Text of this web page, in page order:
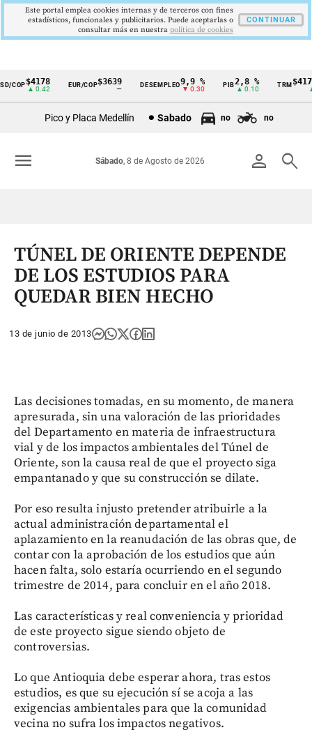
Cintillo
Colombia
COP$4178
▲ 0.42
EUR/COP$3639 DESEMPLEO 9,9 %
▼ 0.30
PIB2,8 %
▲ 0.10
TRM
▲
Pico y Placa Medellín Sabado no no
person search
Sábado, 8 de Agosto de 2026
menu
TÚNEL DE ORIENTE DEPENDE
DE LOS ESTUDIOS PARA
QUEDAR BIEN HECHO
13 de junio de 2013
Las decisiones tomadas, en su momento, de manera
apresurada, sin una valoración de las prioridades
del Departamento en materia de infraestructura
vial y de los impactos ambientales del Túnel de
Oriente, son la causa real de que el proyecto siga
empantanado y que su construcción se dilate.
Por eso resulta injusto pretender atribuirle a la
actual administración departamental el
aplazamiento en la reanudación de las obras que, de
contar con la aprobación de los estudios que aún
hacen falta, solo estaría ocurriendo en el segundo
trimestre de 2014, para concluir en el año 2018.
Las características y real conveniencia y prioridad
de este proyecto sigue siendo objeto de
controversias.
Lo que Antioquia debe esperar ahora, tras estos
estudios, es que su ejecución sí se acoja a las
exigencias ambientales para que la comunidad
vecina no sufra los impactos negativos.
Este portal emplea cookies internas y de terceros con fines
estadísticos, funcionales y publicitarios. Puede aceptarlas o
consultar más en nuestra politica de cookies
CONTINUAR